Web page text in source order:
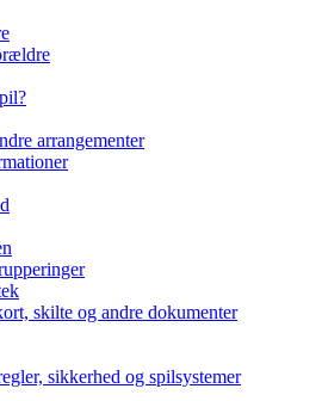
arrangementer
skilte og andre dokumenter
sikkerhed og spilsystemer